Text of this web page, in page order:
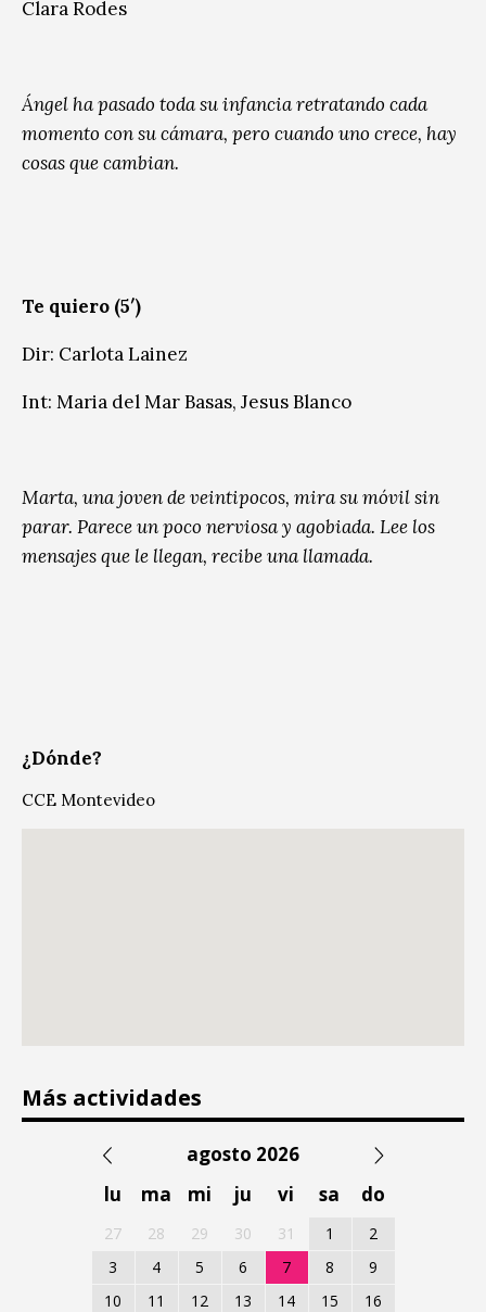
Clara Rodes
Ángel ha pasado toda su infancia retratando cada
momento con su cámara, pero cuando uno crece, hay
cosas que cambian.
Te quiero (5′)
Dir: Carlota Lainez
Int: Maria del Mar Basas, Jesus Blanco
Marta, una joven de veintipocos, mira su móvil sin
parar. Parece un poco nerviosa y agobiada. Lee los
mensajes que le llegan, recibe una llamada.
¿Dónde?
CCE Montevideo
Más actividades
agosto 2026
lu
ma mi ju vi sa do
27 28 29 30 31 1
2
3
4 5 6 7 8
9
10
11 12 13 14 15
16